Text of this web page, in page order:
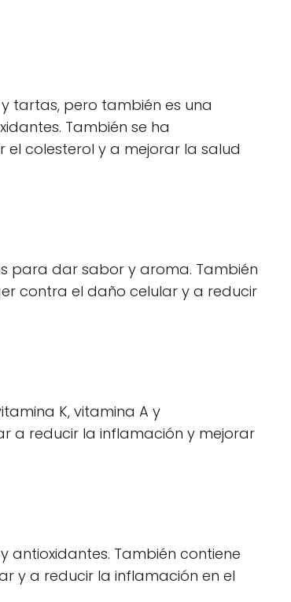
tartas, pero también es una
También se ha
colesterol y a mejorar la salud
para dar sabor y aroma. También
contra el daño celular y a reducir
K, vitamina A y
a reducir la inflamación y mejorar
antioxidantes. También contiene
y a reducir la inflamación en el